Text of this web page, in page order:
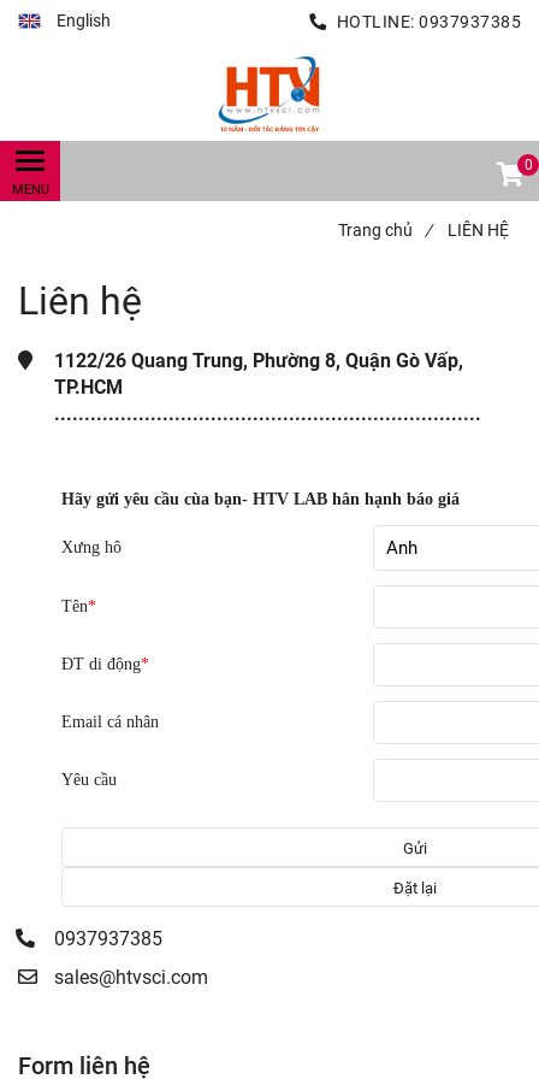
English HOTLINE: 0937937385
0
Trang chủ / LIÊN HỆ
Liên hệ
1122/26 Quang Trung, Phường 8, Quận Gò Vấp,
TP.HCM
.......................................................................
Hãy gửi yêu cầu cùa bạn- HTV LAB hân hạnh báo giá
Xưng hô
Tên*
ĐT di động*
Email cá nhân
Yêu cầu
0937937385
sales@htvsci.com
Form liên hệ